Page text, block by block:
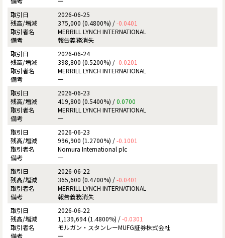
2026-06-25
375,000 (0.4800%) /-0.0401
MERRILL LYNCH INTERNATIONAL
報告義務消失
2026-06-24
398,800 (0.5200%) /-0.0201
MERRILL LYNCH INTERNATIONAL
ー
2026-06-23
419,800 (0.5400%) /0.0700
MERRILL LYNCH INTERNATIONAL
ー
2026-06-23
996,900 (1.2700%) /-0.1001
Nomura International plc
ー
2026-06-22
365,600 (0.4700%) /-0.0401
MERRILL LYNCH INTERNATIONAL
報告義務消失
2026-06-22
1,139,694 (1.4800%) /-0.0301
モルガン・スタンレーMUFG証券株式会社
ー